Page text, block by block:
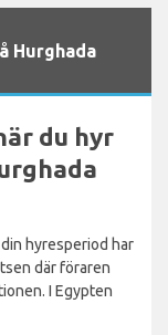
Hurghada
du hyr
hyresperiod har
där föraren
I Egypten